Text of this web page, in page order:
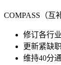
COMPASS（互
修订各行业
更新紧缺
维持40分